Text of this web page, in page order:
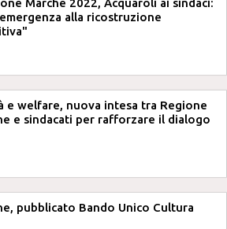
Marche 2022, Acquaroli ai sindaci:
alla ricostruzione
e welfare, nuova intesa tra Regione
e sindacati per rafforzare il dialogo
pubblicato Bando Unico Cultura